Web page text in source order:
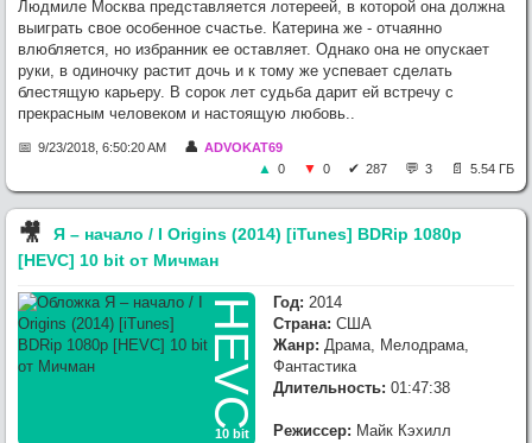
Людмиле Москва представляется лотереей, в которой она должна
выиграть свое особенное счастье. Катерина же - отчаянно
влюбляется, но избранник ее оставляет. Однако она не опускает
руки, в одиночку растит дочь и к тому же успевает сделать
блестящую карьеру. В сорок лет судьба дарит ей встречу с
прекрасным человеком и настоящую любовь..
9/23/2018, 6:50:20 AM
ADVOKAT69
0
0 287 3 5.54 ГБ
🎥︎
Я – начало / I Origins (2014) [iTunes] BDRip 1080p
[HEVC] 10 bit от Мичман
HEVC
10 bit
Год: 2014
Страна: США
Жанр: Драма, Мелодрама,
Фантастика
Длительность: 01:47:38
Режиссер: Майк Кэхилл